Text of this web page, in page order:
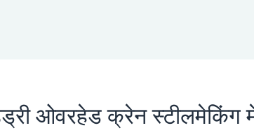
ओवरहेड क्रेन स्टीलमेकिंग